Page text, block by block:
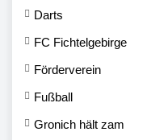
Darts
FC Fichtelgebirge
Förderverein
Fußball
Gronich hält zam